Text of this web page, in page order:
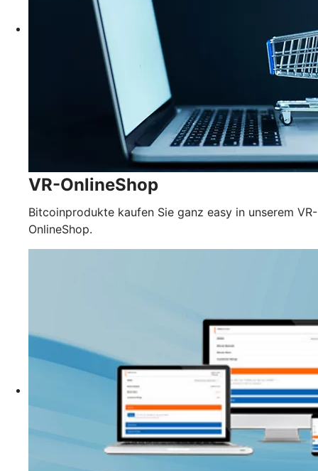
VR-OnlineShop
Bitcoinprodukte kaufen Sie ganz easy in unserem VR-
OnlineShop.